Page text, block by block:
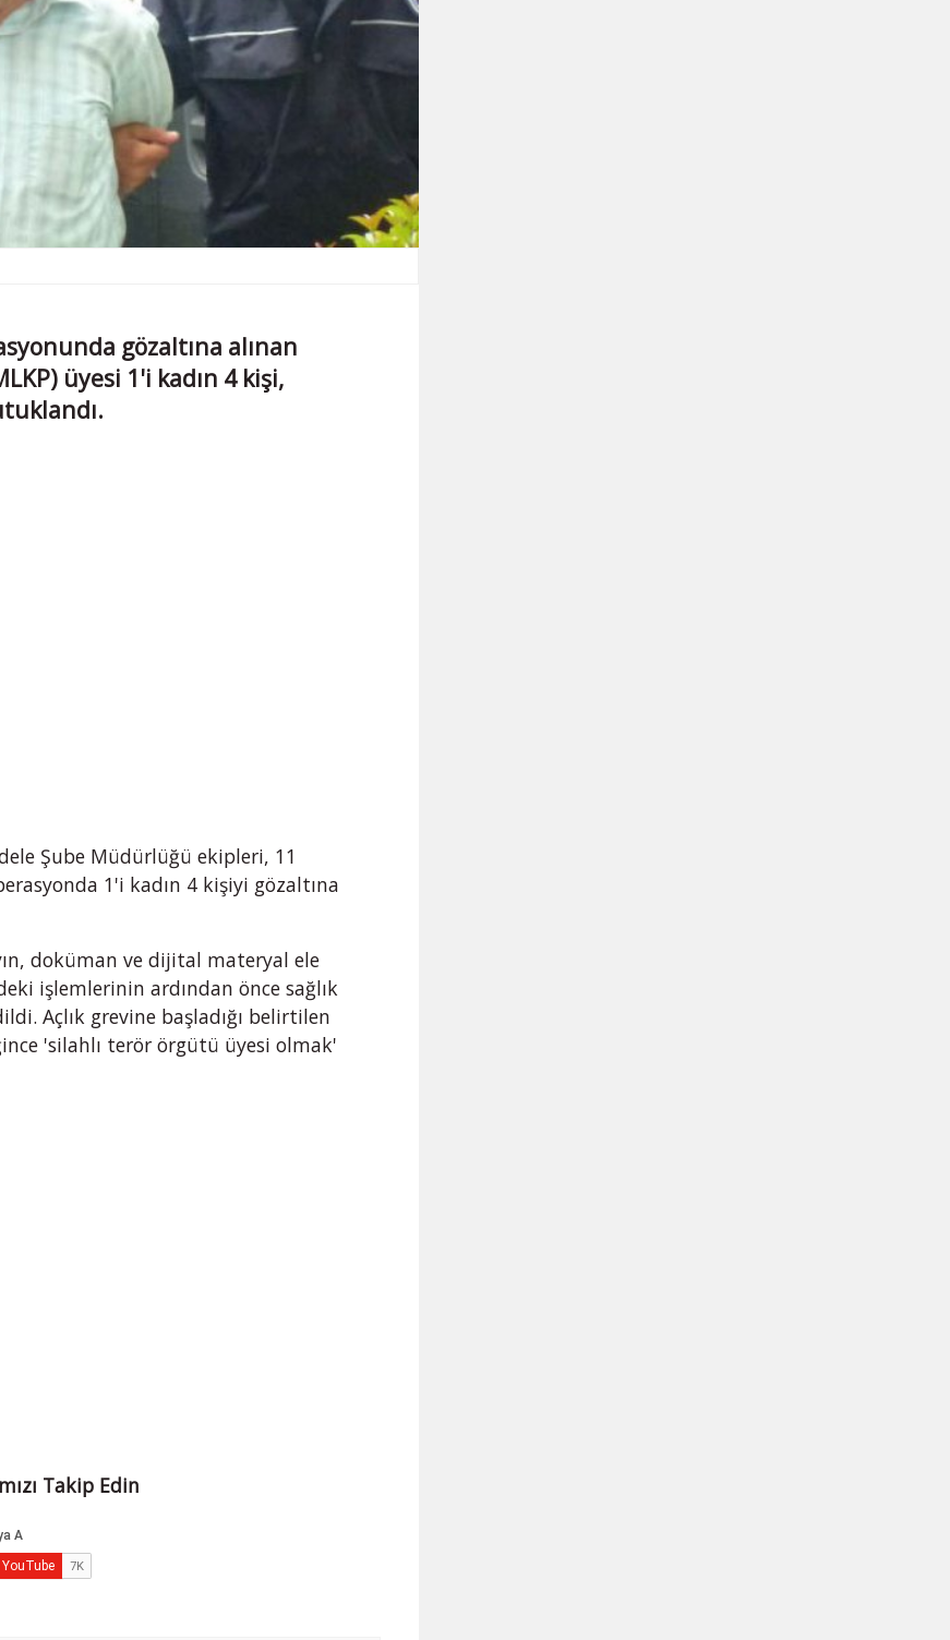
gözaltına alınan
üyesi 1'i kadın 4 kişi,
Şube Müdürlüğü ekipleri, 11
1'i kadın 4 kişiyi gözaltına
doküman ve dijital materyal ele
işlemlerinin ardından önce sağlık
Açlık grevine başladığı belirtilen
'silahlı terör örgütü üyesi olmak'
Takip Edin